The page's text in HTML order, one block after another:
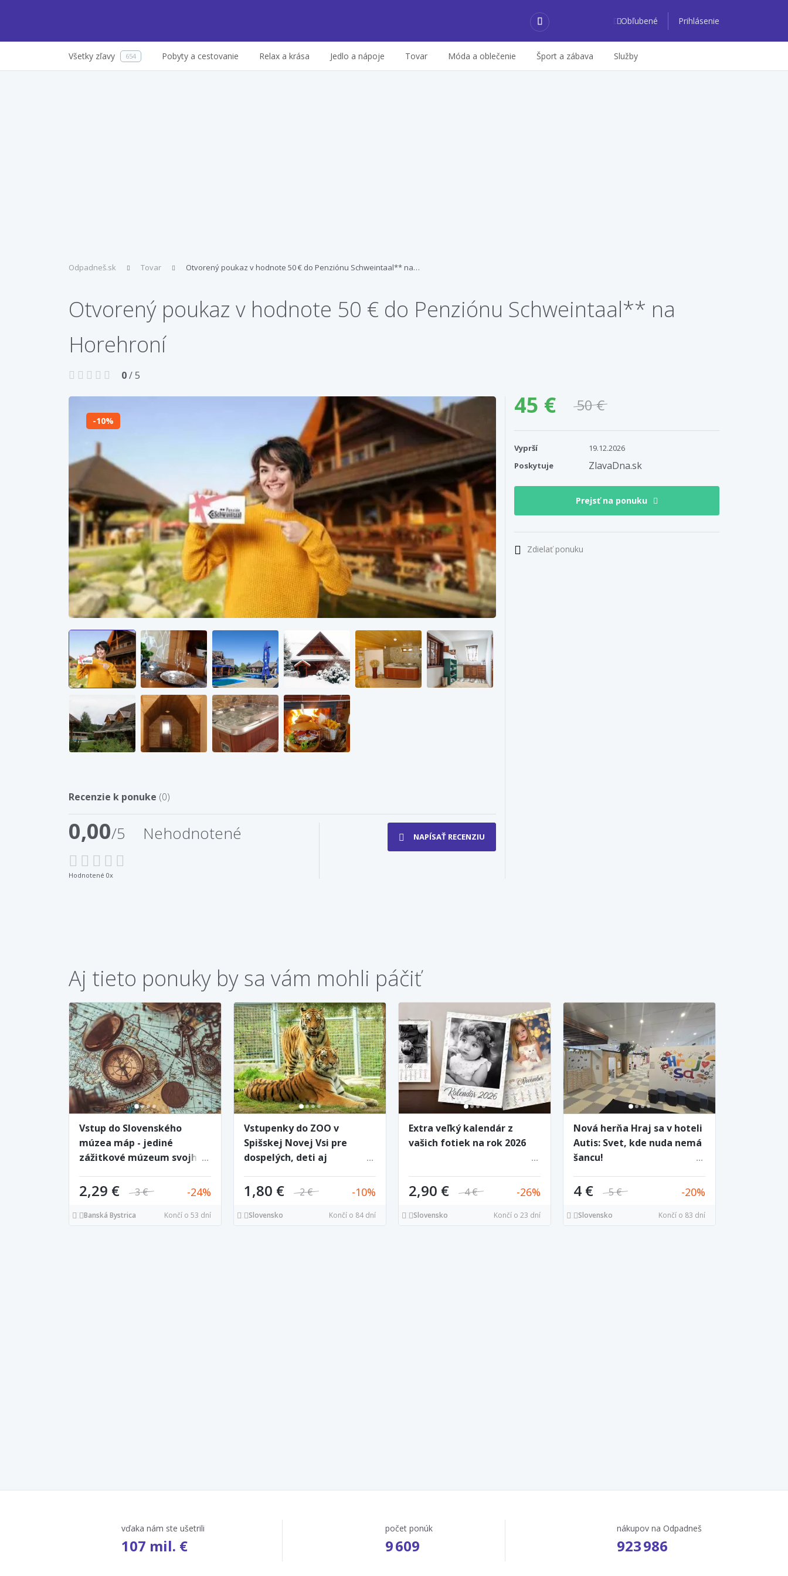
Obľubené Prihlásenie
Všetky zľavy 654 Pobyty a cestovanie Relax a krása Jedlo a nápoje Tovar Móda a oblečenie Šport a zábava Služby
Odpadneš.sk Tovar Otvorený poukaz v hodnote 50 € do Penziónu Schweintaal** na…
Otvorený poukaz v hodnote 50 € do Penziónu Schweintaal** na
Horehroní
0/ 5
10
Recenzie k ponuke (0)
0,00/5 Nehodnotené
Hodnotené 0x
NAPÍSAŤ RECENZIU
45 € 50 €
Vyprší
19.12.2026
Poskytuje
ZlavaDna.sk
Prejsť na ponuku
Zdielať ponuku
Aj tieto ponuky by sa vám mohli páčiť
Vstup do Slovenského
múzea máp - jediné
zážitkové múzeum svojho
2,29 € 3 € 24
Banská Bystrica Končí o 53 dní
Vstupenky do ZOO v
Spišskej Novej Vsi pre
dospelých, deti aj
1,80 € 2 € 10
Slovensko Končí o 84 dní
Extra veľký kalendár z
vašich fotiek na rok 2026
2,90 € 4 € 26
Slovensko Končí o 23 dní
Nová herňa Hraj sa v hoteli
Autis: Svet, kde nuda nemá
šancu!
4 € 5 € 20
Slovensko Končí o 83 dní
vďaka nám ste ušetrili
107 mil. €
počet ponúk
9 609
nákupov na Odpadneš
923 986